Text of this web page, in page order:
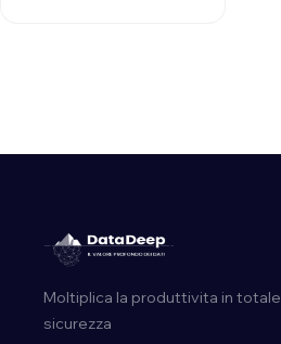
Moltiplica la produttivita in totale
sicurezza